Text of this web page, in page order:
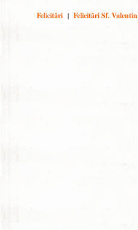
Felicitări | Felicitări Sf. Valentin